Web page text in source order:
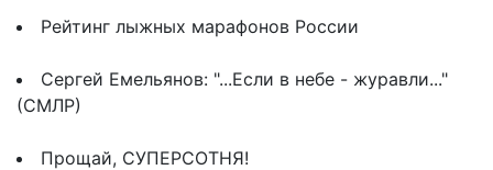
Рейтинг лыжных марафонов России
Сергей Емельянов: "...Если в небе - журавли..."
(СМЛР)
Прощай, СУПЕРСОТНЯ!